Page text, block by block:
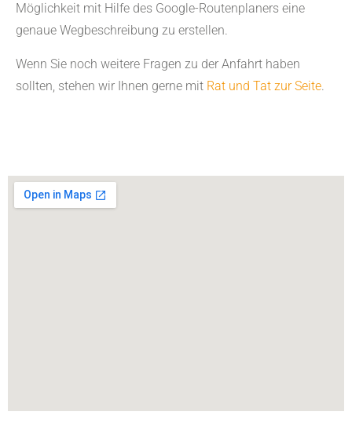
Möglichkeit mit Hilfe des Google-Routenplaners eine
genaue Wegbeschreibung zu erstellen.
Wenn Sie noch weitere Fragen zu der Anfahrt haben
sollten, stehen wir Ihnen gerne mit Rat und Tat zur Seite